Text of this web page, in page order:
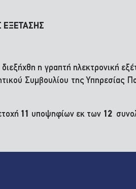
ΕΞΕΤΑΣΗΣ
διεξήχθη η γραπτή ηλεκτρονική
Συμβουλίου της Υπηρεσίας
11 υποψηφίων εκ των 12